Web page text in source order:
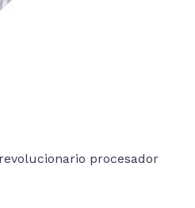
procesador